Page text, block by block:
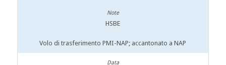
HSBE
Volo di trasferimento PMI-NAP; accantonato a NAP